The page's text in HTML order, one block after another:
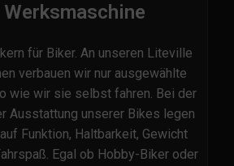
für Biker. An unseren Liteville
verbauen wir nur ausgewählte
wie wir sie selbst fahren. Bei der
Ausstattung unserer Bikes legen
Funktion, Haltbarkeit, Gewicht
Egal ob Hobby-Biker oder